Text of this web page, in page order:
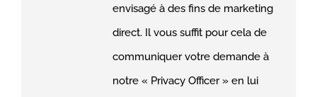
envisagé à des fins de marketing
direct. Il vous suffit pour cela de
communiquer votre demande à
notre « Privacy Officer » en lui